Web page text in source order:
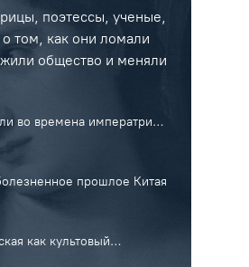
поэтессы, ученые,
том, как они ломали
общество и меняли
во времена императрицы
прошлое Китая
как культовый